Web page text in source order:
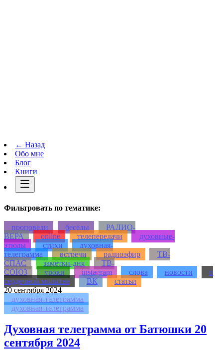
← Назад
Обо мне
Блог
Книги
Фильтровать по тематике:
проповеди беседы
РАДИО-
ВЕРА
online телепередачи
духовные-
этюды
стихи
духовная-
телеграмма
встречи радиоэфир
ТВ-
СПАС
заметки-дня
ТВ-
СОЮЗ
уроки instagram слова новости
о
сердечной молитве
ВК
статьи
20 сентября 2024
духовная-телеграмма
духовная-телеграмма
Духовная телеграмма от Батюшки 20
сентября 2024